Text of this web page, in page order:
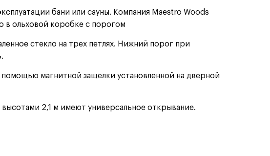
бани или сауны. Компания Maestro Woods
в ольховой коробке с порогом
стекло на трех петлях. Нижний порог при
магнитной защелки установленной на дверной
2,1 м имеют универсальное открывание.